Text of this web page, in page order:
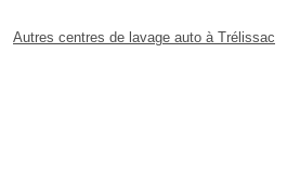
Autres centres de lavage auto à Trélissac